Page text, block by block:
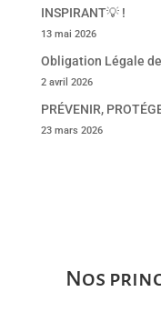
INSPIRANT💡 !
13 mai 2026
Obligation Légale
2 avril 2026
PRÉVENIR,
23 mars 2026
Nos